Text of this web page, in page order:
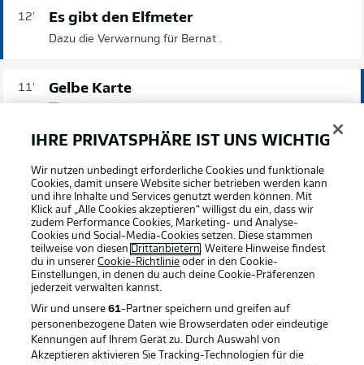
12' Es gibt den Elfmeter
Dazu die Verwarnung für Bernat .
11' Gelbe Karte
10'
Situation Kein Strafstoß
Überprüfung
Entscheidung
10' Gibt es Elfmeter?
Nach einem langen Ball aus der Innenverteidigung
IHRE PRIVATSPHÄRE IST UNS WICHTIG
Wir nutzen unbedingt erforderliche Cookies und funktionale
Cookies, damit unsere Website sicher betrieben werden kann
und ihre Inhalte und Services genutzt werden können. Mit
Klick auf „Alle Cookies akzeptieren“ willigst du ein, dass wir
zudem Performance Cookies, Marketing- und Analyse-
Cookies und Social-Media-Cookies setzen. Diese stammen
teilweise von diesen Drittanbietern. Weitere Hinweise findest
du in unsererCookie-Richtlinie oder in den Cookie-
Einstellungen, in denen du auch deine Cookie-Präferenzen
jederzeit verwalten kannst.
Wir und unsere61-Partner speichern und greifen auf
personenbezogene Daten wie Browserdaten oder eindeutige
Kennungen auf Ihrem Gerät zu. Durch Auswahl von
Akzeptieren aktivieren Sie Tracking-Technologien für die